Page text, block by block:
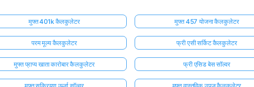
मुफ्त 401k कैलकुलेटर मुफ्त 457 योजना कैलकुलेटर
परम मूल्य कैलकुलेटर फ्री एसी सर्किट कैलकुलेटर
मुफ्त प्राप्य खाता कारोबार कैलकुलेटर फ्री एसिड बेस सॉल्वर
मुफ्त सक्रियण ऊर्जा सॉल्वर मुफ्त वास्तविक उपज कैलकुलेटर